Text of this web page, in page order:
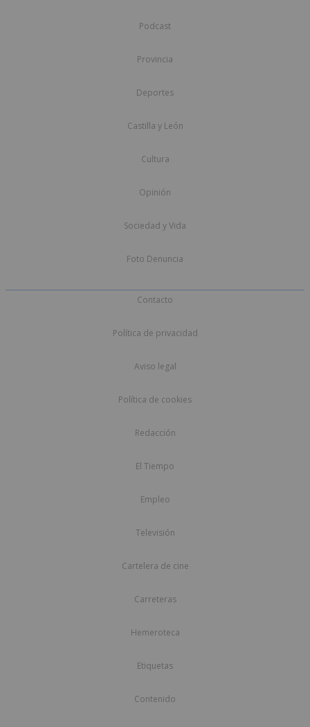
Podcast
Provincia
Deportes
Castilla y León
Cultura
Opinión
Sociedad y Vida
Foto Denuncia
Contacto
Política de privacidad
Aviso legal
Política de cookies
Redacción
El Tiempo
Empleo
Televisión
Cartelera de cine
Carreteras
Hemeroteca
Etiquetas
Contenido